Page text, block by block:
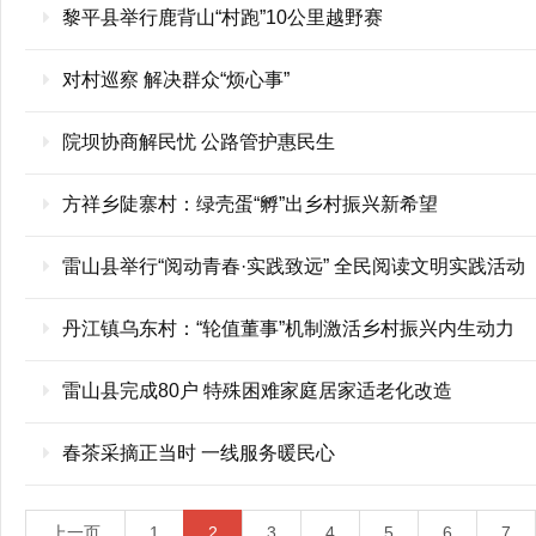
黎平县举行鹿背山“村跑”10公里越野赛
对村巡察 解决群众“烦心事”
院坝协商解民忧 公路管护惠民生
方祥乡陡寨村：绿壳蛋“孵”出乡村振兴新希望
雷山县举行“阅动青春·实践致远” 全民阅读文明实践活动
丹江镇乌东村：“轮值董事”机制激活乡村振兴内生动力
雷山县完成80户 特殊困难家庭居家适老化改造
春茶采摘正当时 一线服务暖民心